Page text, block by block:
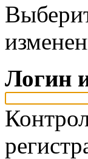
Логин